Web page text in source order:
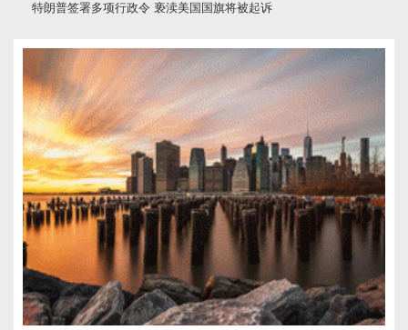
特朗普签署多项行政令 亵渎美国国旗将被起诉